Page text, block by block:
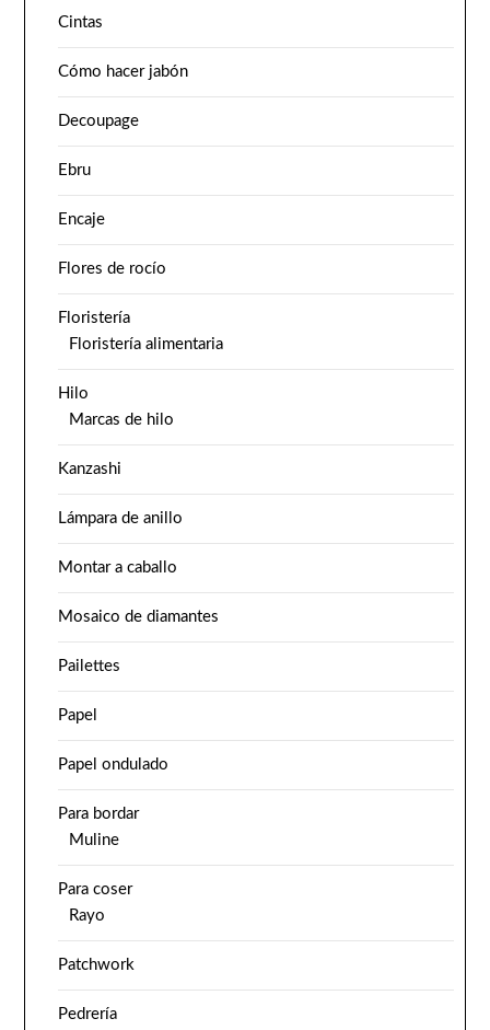
Cintas
Cómo hacer jabón
Decoupage
Ebru
Encaje
Flores de rocío
Floristería
Floristería alimentaria
Hilo
Marcas de hilo
Kanzashi
Lámpara de anillo
Montar a caballo
Mosaico de diamantes
Pailettes
Papel
Papel ondulado
Para bordar
Muline
Para coser
Rayo
Patchwork
Pedrería